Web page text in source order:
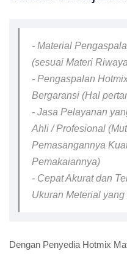
- Material
(sesuai Materi
- Pengaspalan
Bergaransi (Hal
- Jasa Pelayanan
Ahli / Profesional
Pemasangannya
Pemakaiannya)
- Cepat Akurat dan
Ukuran Meterial
Dengan Penyedia Hotmix